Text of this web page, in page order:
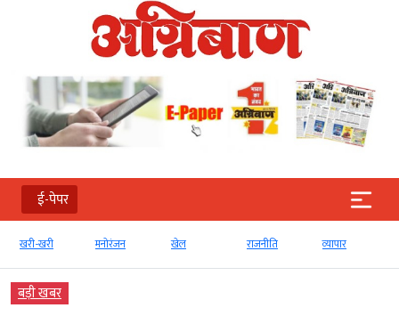
ई-पेपर
खरी-खरी मनोरंजन खेल राजनीति व्‍यापार
बड़ी खबर